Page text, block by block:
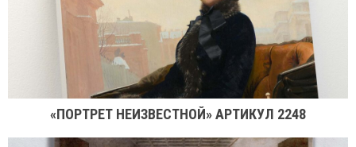
«ПОРТРЕТ НЕИЗВЕСТНОЙ» АРТИКУЛ 2248